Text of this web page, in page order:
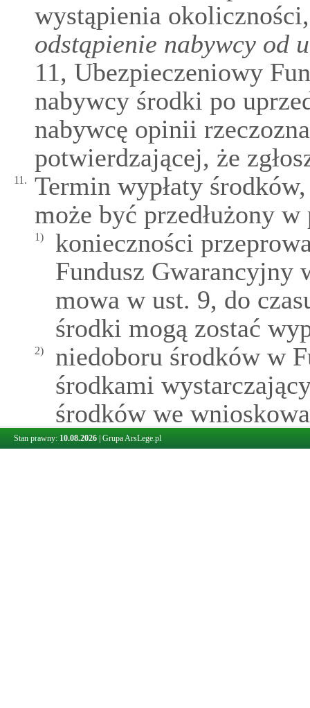
wystąpienia
odstąpienie nabywcy od
11, Ubezpieczeniowy
nabywcy środki po
nabywcę opinii
potwierdzającej, że
11.
Termin wypłaty
może być przedłużony
1)
konieczności
Fundusz
mowa w ust. 9, do
środki mogą zostać
2)
niedoboru środków w
środkami
środków we
– jednak nie więcej niż
Stan prawny: 10.08.2026 Grupa ArsLege.pl